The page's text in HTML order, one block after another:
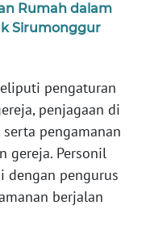
Rumah dalam
Sirumonggur
pengaturan
penjagaan di
pengamanan
gereja. Personil
dengan pengurus
berjalan